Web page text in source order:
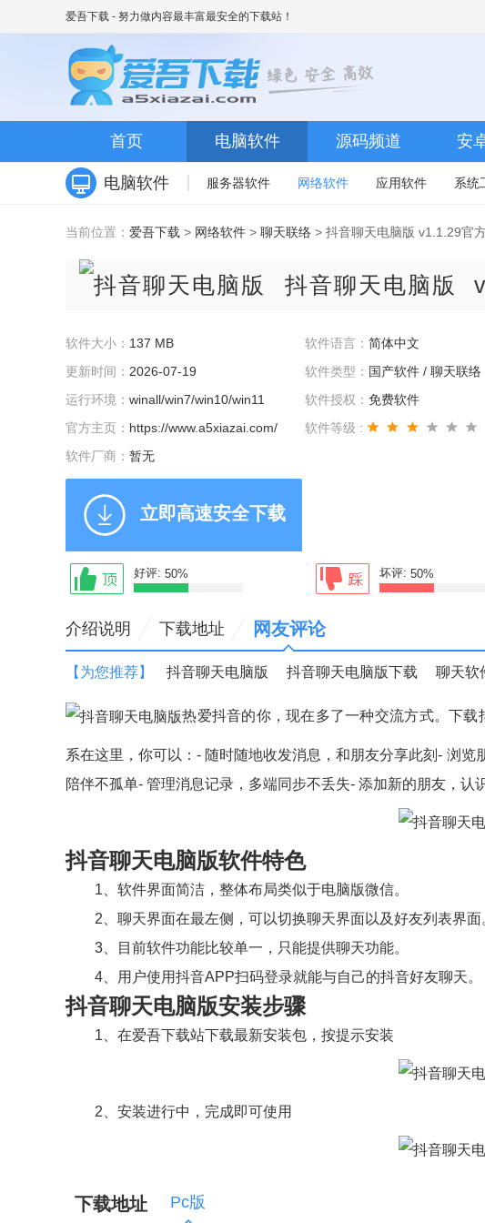
爱吾下载 - 努力做内容最丰富最安全的下载站！
首页 电脑软件 源码频道 安
电脑软件 服务器软件 网络软件 应用软件 系统
当前位置： 爱吾下载 > 网络软件 > 聊天联络 > 抖音聊天电脑版 v1.1.29官
抖音聊天电脑版
软件大小： 137 MB 软件语言： 简体中文
更新时间： 2026-07-19 软件类型： 国产软件 / 聊天联络
运行环境： winall/win7/win10/win11 软件授权： 免费软件
官方主页： https://www.a5xiazai.com/
软件等级 :
软件厂商： 暂无
立即高速安全下载
好评: 50% 坏评: 50%
介绍说明 下载地址 网友评论
【为您推荐】 抖音聊天电脑版 抖音聊天电脑版下载 聊天软
热爱抖音的你，现在多了一种交流方式。下
系在这里，你可以：- 随时随地收发消息，和朋友分享此刻- 浏
陪伴不孤单- 管理消息记录，多端同步不丢失- 添加新的朋友，认
抖音聊天电脑版软件特色
1、软件界面简洁，整体布局类似于电脑版微信。
2、聊天界面在最左侧，可以切换聊天界面以及好友列表界面
3、目前软件功能比较单一，只能提供聊天功能。
4、用户使用抖音APP扫码登录就能与自己的抖音好友聊天。
抖音聊天电脑版安装步骤
1、在爱吾下载站下载最新安装包，按提示安装
2、安装进行中，完成即可使用
下载地址 Pc版